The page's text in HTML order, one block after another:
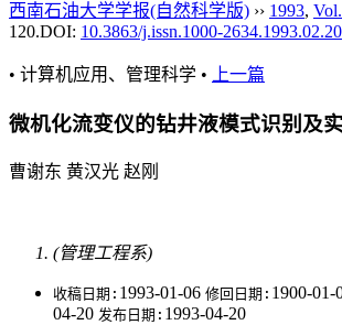
西南石油大学学报(自然科学版) ›› 1993,
120.DOI: 10.3863/j.issn.1000-2634.1993.02.20
• 计算机应用、管理科学 • 上一篇
微机化流变仪的钻井液模式识别及
曹谢东 黄汉光 赵刚
(管理工程系)
收稿日期: 1993-01-06 修回日期: 1900-01-
04-20 发布日期: 1993-04-20